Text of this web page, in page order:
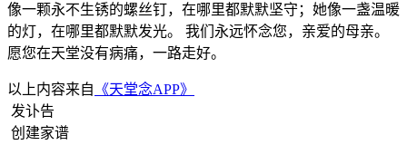
像一颗永不生锈的螺丝钉，在哪里都默默坚守；她像一盏温暖
的灯，在哪里都默默发光。 我们永远怀念您，亲爱的母亲。
愿您在天堂没有病痛，一路走好。
以上内容来自 《天堂念APP》
发讣告
创建家谱